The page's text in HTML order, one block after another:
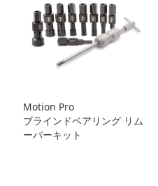
Motion Pro
ブラインドベアリング リム
ーバーキット